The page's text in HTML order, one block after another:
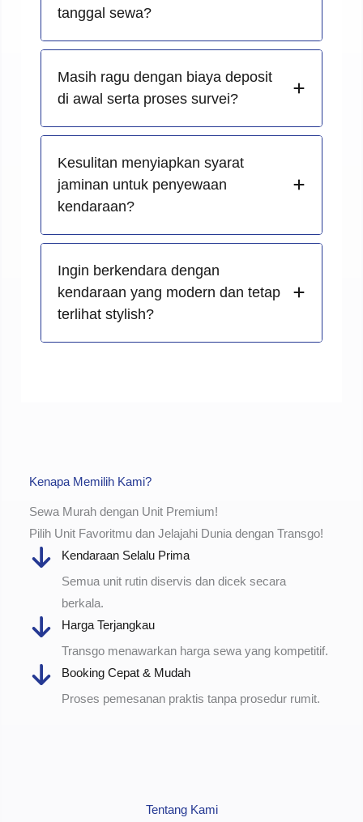
tanggal sewa?
Masih ragu dengan biaya deposit
di awal serta proses survei?
Kesulitan menyiapkan syarat
jaminan untuk penyewaan
kendaraan?
Ingin berkendara dengan
kendaraan yang modern dan tetap
terlihat stylish?
Kenapa Memilih Kami?
Sewa Murah dengan Unit Premium!
Pilih Unit Favoritmu dan Jelajahi Dunia dengan Transgo!
Kendaraan Selalu Prima
Semua unit rutin diservis dan dicek secara
berkala.
Harga Terjangkau
Transgo menawarkan harga sewa yang kompetitif.
Booking Cepat & Mudah
Proses pemesanan praktis tanpa prosedur rumit.
Tentang Kami